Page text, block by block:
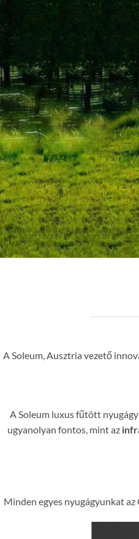
A Soleum, Ausztria vezető
A Soleum luxus fűtött
ugyanolyan fontos, mint az
Minden egyes nyugágyunkat